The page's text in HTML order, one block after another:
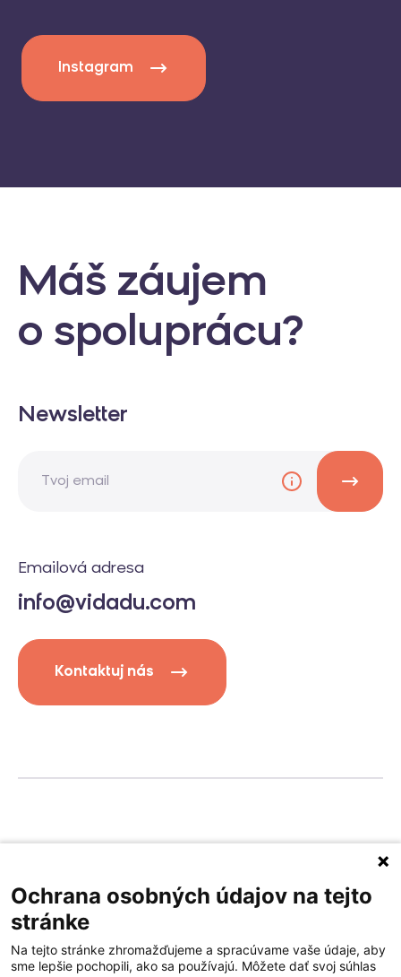
Instagram
Máš záujem
o spoluprácu?
Newsletter
Emailová adresa
info@vidadu.com
Kontaktuj nás
Ochrana osobných údajov na tejto
stránke
Na tejto stránke zhromažďujeme a spracúvame vaše údaje, aby
sme lepšie pochopili, ako sa používajú. Môžete dať svoj súhlas